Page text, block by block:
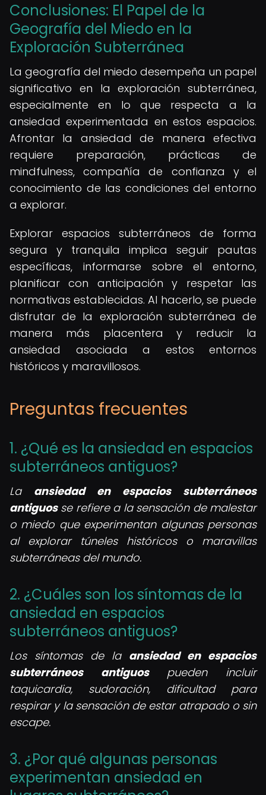
Conclusiones: El Papel de la
Geografía del Miedo en la
Exploración Subterránea
La geografía del miedo desempeña un papel
significativo en la exploración subterránea,
especialmente en lo que respecta a la
ansiedad experimentada en estos espacios.
Afrontar la ansiedad de manera efectiva
requiere preparación, prácticas de
mindfulness, compañía de confianza y el
conocimiento de las condiciones del entorno
a explorar.
Explorar espacios subterráneos de forma
segura y tranquila implica seguir pautas
específicas, informarse sobre el entorno,
planificar con anticipación y respetar las
normativas establecidas. Al hacerlo, se puede
disfrutar de la exploración subterránea de
manera más placentera y reducir la
ansiedad asociada a estos entornos
históricos y maravillosos.
Preguntas frecuentes
1. ¿Qué es la ansiedad en espacios
subterráneos antiguos?
La ansiedad en espacios subterráneos
antiguosse refiere a la sensación de malestar
o miedo que experimentan algunas personas
al explorar túneles históricos o maravillas
subterráneas del mundo.
2. ¿Cuáles son los síntomas de la
ansiedad en espacios
subterráneos antiguos?
Los síntomas de la ansiedad en espacios
subterráneos antiguospueden incluir
taquicardia, sudoración, dificultad para
respirar y la sensación de estar atrapado o sin
escape.
3. ¿Por qué algunas personas
experimentan ansiedad en